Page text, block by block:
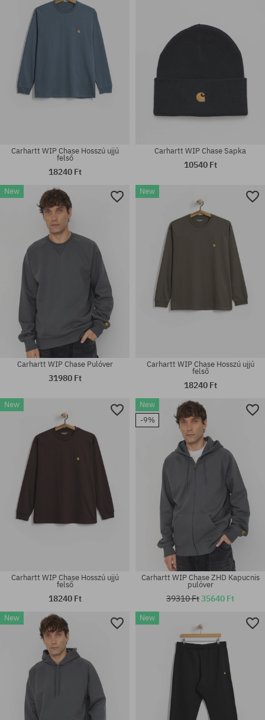
univerzális méret
univerzális méret univerzális méret
Elérhető méretek:
Carhartt WIP Chase Hosszú ujjú
felső
18240 Ft
univerzális méret
Carhartt WIP Chase Sapka
10540 Ft
New
Elérhető méretek:
Carhartt WIP Chase Pulóver
31980 Ft
New
Elérhető méretek:
M; L; XL; XXL
Carhartt WIP Chase Hosszú ujjú
felső
18240 Ft
New
Carhartt WIP Chase Hosszú ujjú
felső
18240 Ft
New
-9%
Carhartt WIP Chase ZHD Kapucnis
pulóver
39310 Ft35640 Ft
New New